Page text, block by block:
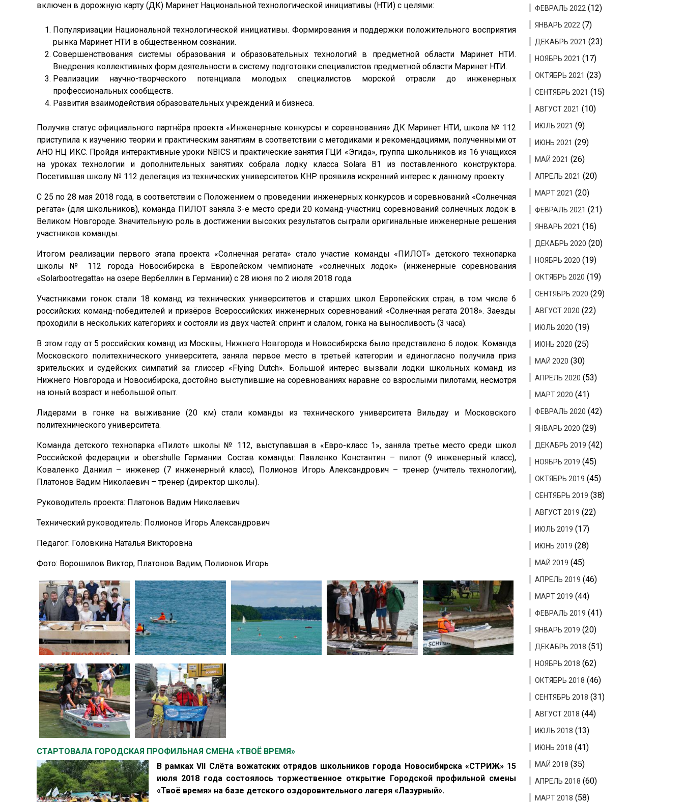
включен в дорожную карту (ДК) Маринет Национальной технологической инициативы (НТИ) с целями:
Популяризации Национальной технологической инициативы. Формирования и поддержки положительного восприятия
рынка Маринет НТИ в общественном сознании.
Совершенствования системы образования и образовательных технологий в предметной области Маринет НТИ.
Внедрения коллективных форм деятельности в систему подготовки специалистов предметной области Маринет НТИ.
Реализации научно-творческого потенциала молодых специалистов морской отрасли до инженерных
профессиональных сообществ.
Развития взаимодействия образовательных учреждений и бизнеса.
Получив статус официального партнёра проекта «Инженерные конкурсы и соревнования» ДК Маринет НТИ, школа № 112
приступила к изучению теории и практическим занятиям в соответствии с методиками и рекомендациями, полученными от
АНО НЦ ИКС. Пройдя интерактивные уроки NBICS и практические занятия ГЦИ «Эгида», группа школьников из 16 учащихся
на уроках технологии и дополнительных занятиях собрала лодку класса Solara B1 из поставленного конструктора.
Посетившая школу № 112 делегация из технических университетов КНР проявила искренний интерес к данному проекту.
С 25 по 28 мая 2018 года, в соответствии с Положением о проведении инженерных конкурсов и соревнований «Солнечная
регата» (для школьников), команда ПИЛОТ заняла 3-е место среди 20 команд-участниц соревнований солнечных лодок в
Великом Новгороде. Значительную роль в достижении высоких результатов сыграли оригинальные инженерные решения
участников команды.
Итогом реализации первого этапа проекта «Солнечная регата» стало участие команды «ПИЛОТ» детского технопарка
школы № 112 города Новосибирска в Европейском чемпионате «солнечных лодок» (инженерные соревнования
«Solarbootregatta» на озере Вербеллин в Германии) с 28 июня по 2 июля 2018 года.
Участниками гонок стали 18 команд из технических университетов и старших школ Европейских стран, в том числе 6
российских команд-победителей и призёров Всероссийских инженерных соревнований «Солнечная регата 2018». Заезды
проходили в нескольких категориях и состояли из двух частей: спринт и слалом, гонка на выносливость (3 часа).
В этом году от 5 российских команд из Москвы, Нижнего Новгорода и Новосибирска было представлено 6 лодок. Команда
Московского политехнического университета, заняла первое место в третьей категории и единогласно получила приз
зрительских и судейских симпатий за глиссер «Flying Dutch». Большой интерес вызвали лодки школьных команд из
Нижнего Новгорода и Новосибирска, достойно выступившие на соревнованиях наравне со взрослыми пилотами, несмотря
на юный возраст и небольшой опыт.
Лидерами в гонке на выживание (20 км) стали команды из технического университета Вильдау и Московского
политехнического университета.
Команда детского технопарка «Пилот» школы № 112, выступавшая в «Евро-класс 1», заняла третье место среди школ
Российской федерации и obershulle Германии. Состав команды: Павленко Константин – пилот (9 инженерный класс),
Коваленко Даниил – инженер (7 инженерный класс), Полионов Игорь Александрович – тренер (учитель технологии),
Платонов Вадим Николаевич – тренер (директор школы).
Руководитель проекта: Платонов Вадим Николаевич
Технический руководитель: Полионов Игорь Александрович
Педагог: Головкина Наталья Викторовна
Фото: Ворошилов Виктор, Платонов Вадим, Полионов Игорь
СТАРТОВАЛА ГОРОДСКАЯ ПРОФИЛЬНАЯ СМЕНА «ТВОЁ ВРЕМЯ»
В рамках VII Слёта вожатских отрядов школьников города Новосибирска «СТРИЖ» 15
июля 2018 года состоялось торжественное открытие Городской профильной смены
«Твоё время» на базе детского оздоровительного лагеря «Лазурный».
ФЕВРАЛЬ 2022 (12)
ЯНВАРЬ 2022 (7)
ДЕКАБРЬ 2021 (23)
НОЯБРЬ 2021 (17)
ОКТЯБРЬ 2021 (23)
СЕНТЯБРЬ 2021 (15)
АВГУСТ 2021 (10)
ИЮЛЬ 2021 (9)
ИЮНЬ 2021 (29)
МАЙ 2021 (26)
АПРЕЛЬ 2021 (20)
МАРТ 2021 (20)
ФЕВРАЛЬ 2021 (21)
ЯНВАРЬ 2021 (16)
ДЕКАБРЬ 2020 (20)
НОЯБРЬ 2020 (19)
ОКТЯБРЬ 2020 (19)
СЕНТЯБРЬ 2020 (29)
АВГУСТ 2020 (22)
ИЮЛЬ 2020 (19)
ИЮНЬ 2020 (25)
МАЙ 2020 (30)
АПРЕЛЬ 2020 (53)
МАРТ 2020 (41)
ФЕВРАЛЬ 2020 (42)
ЯНВАРЬ 2020 (29)
ДЕКАБРЬ 2019 (42)
НОЯБРЬ 2019 (45)
ОКТЯБРЬ 2019 (45)
СЕНТЯБРЬ 2019 (38)
АВГУСТ 2019 (22)
ИЮЛЬ 2019 (17)
ИЮНЬ 2019 (28)
МАЙ 2019 (45)
АПРЕЛЬ 2019 (46)
МАРТ 2019 (44)
ФЕВРАЛЬ 2019 (41)
ЯНВАРЬ 2019 (20)
ДЕКАБРЬ 2018 (51)
НОЯБРЬ 2018 (62)
ОКТЯБРЬ 2018 (46)
СЕНТЯБРЬ 2018 (31)
АВГУСТ 2018 (44)
ИЮЛЬ 2018 (13)
ИЮНЬ 2018 (41)
МАЙ 2018 (35)
АПРЕЛЬ 2018 (60)
МАРТ 2018 (58)